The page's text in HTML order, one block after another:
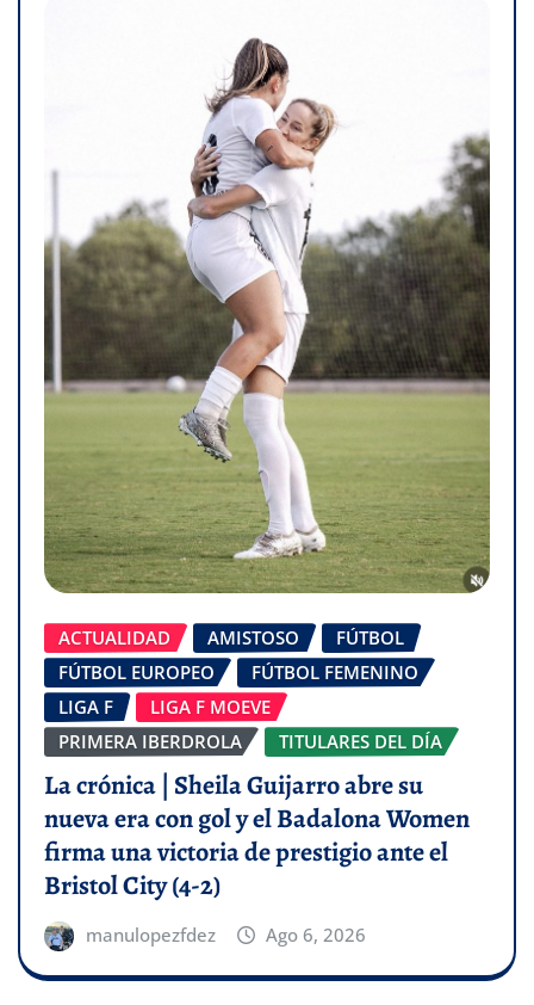
ACTUALIDAD AMISTOSO
FÚTBOL
FÚTBOL EUROPEO
FÚTBOL FEMENINO
LIGA F
LIGA F MOEVE
PRIMERA IBERDROLA
TITULARES DEL DÍA
La crónica | Sheila Guijarro abre su
nueva era con gol y el Badalona Women
firma una victoria de prestigio ante el
Bristol City (4-2)
manulopezfdez Ago 6, 2026